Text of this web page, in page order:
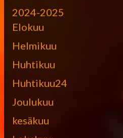
2024-2025
Elokuu
Helmikuu
Huhtikuu
Huhtikuu24
Joulukuu
kesäkuu